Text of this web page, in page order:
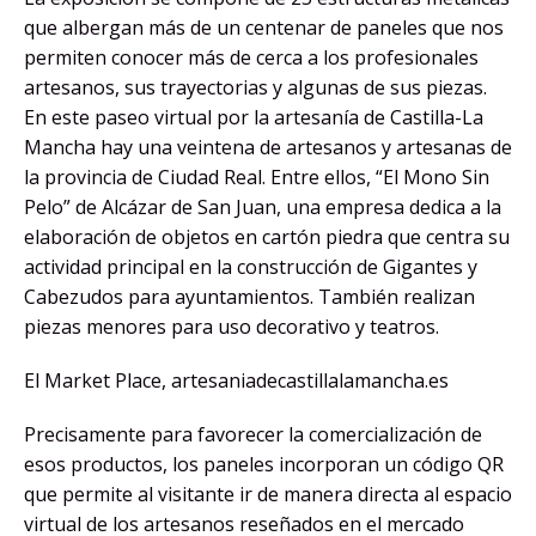
que albergan más de un centenar de paneles que nos
permiten conocer más de cerca a los profesionales
artesanos, sus trayectorias y algunas de sus piezas.
En este paseo virtual por la artesanía de Castilla-La
Mancha hay una veintena de artesanos y artesanas de
la provincia de Ciudad Real. Entre ellos, “El Mono Sin
Pelo” de Alcázar de San Juan, una empresa dedica a la
elaboración de objetos en cartón piedra que centra su
actividad principal en la construcción de Gigantes y
Cabezudos para ayuntamientos. También realizan
piezas menores para uso decorativo y teatros.
El Market Place, artesaniadecastillalamancha.es
Precisamente para favorecer la comercialización de
esos productos, los paneles incorporan un código QR
que permite al visitante ir de manera directa al espacio
virtual de los artesanos reseñados en el mercado